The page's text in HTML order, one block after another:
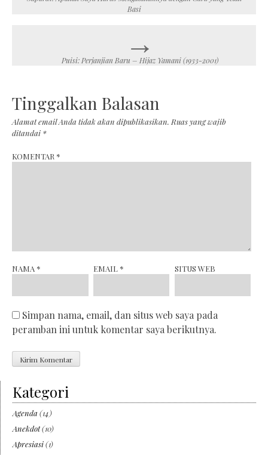
Basi
→
Puisi: Perjanjian Baru – Hijaz Yamani (1933-2001)
Tinggalkan Balasan
Alamat email Anda tidak akan dipublikasikan. Ruas yang wajib
ditandai *
KOMENTAR *
NAMA * EMAIL * SITUS WEB
Simpan nama, email, dan situs web saya pada
peramban ini untuk komentar saya berikutnya.
Kategori
Agenda (14)
Anekdot(10)
Apresiasi(1)